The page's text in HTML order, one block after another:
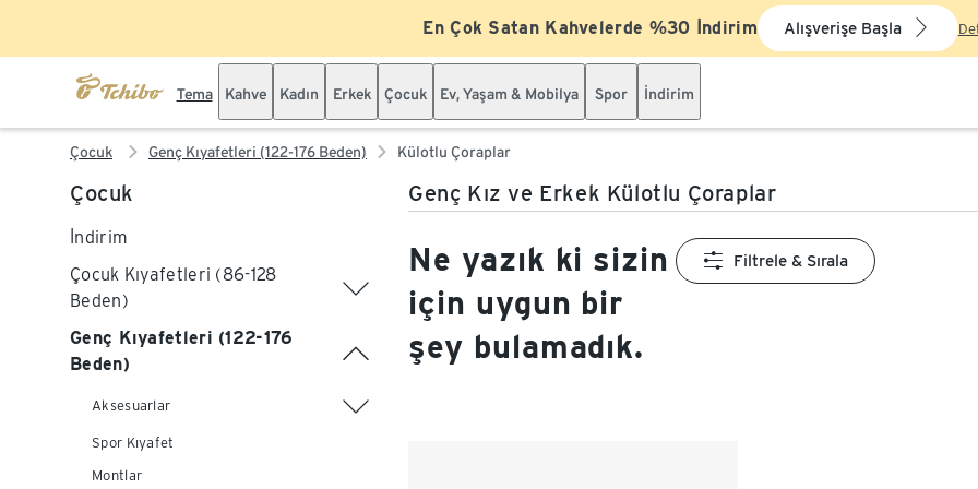
En Çok Satan Kahvelerde %30 İndirim Alışverişe Başla
Tema Kahve Kadın Erkek Çocuk Ev, Yaşam & Mobilya Spor İndirim
Çocuk Genç Kıyafetleri (122-176 Beden) Külotlu Çoraplar
Çocuk
İndirim
Çocuk Kıyafetleri (86-128
Beden)
Genç Kıyafetleri (122-176
Beden)
Aksesuarlar
Spor Kıyafet
Montlar
Genç Kız ve Erkek Külotlu Çoraplar
Ne yazık ki sizin
için uygun bir
şey bulamadık.
Filtrele & Sırala